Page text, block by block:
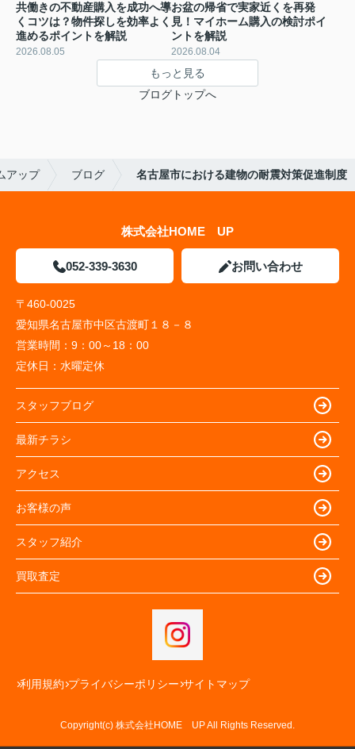
共働きの不動産購入を成功へ導
くコツは？物件探しを効率よく
進めるポイントを解説
2026.08.05
お盆の帰省で実家近くを再発
見！マイホーム購入の検討ポイ
ントを解説
2026.08.04
もっと見る
ブログトップへ
アップ ブログ 名古屋市における建物の耐震対策促進制度
株式会社HOME UP
052-339-3630 お問い合わせ
〒460-0025
愛知県名古屋市中区古渡町１８－８
営業時間： 9：00～18：00
定休日： 水曜定休
スタッフブログ
最新チラシ
アクセス
お客様の声
スタッフ紹介
買取査定
利用規約 プライバシーポリシー サイトマップ
Copyright(c) 株式会社HOME UP All Rights Reserved.